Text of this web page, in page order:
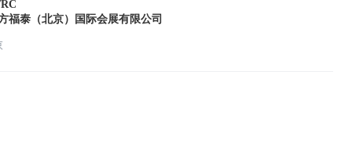
福泰（北京）国际会展有限公司